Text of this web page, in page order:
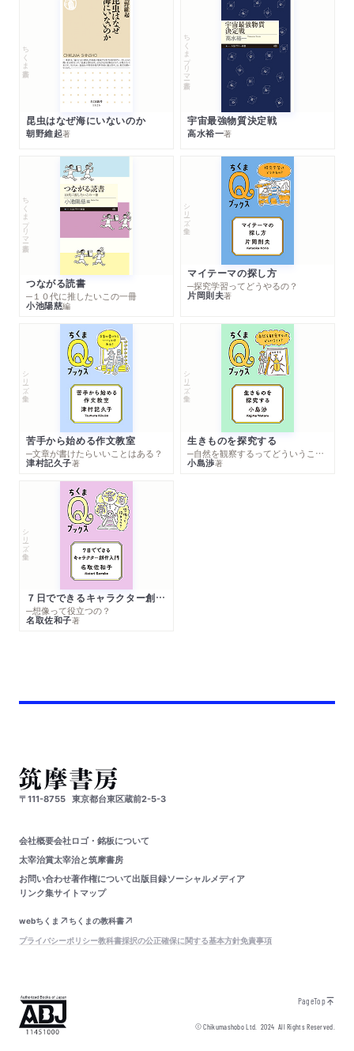
ちくま新書
昆虫はなぜ海にいないのか
朝野維起著
ちくまプリマー新書
宇宙最強物質決定戦
高水裕一著
ちくまプリマー新書
つながる読書
─１０代に推したいこの一冊
小池陽慈編
シリーズ・全集
マイテーマの探し方
─探究学習ってどうやるの？
片岡則夫著
シリーズ・全集
苦手から始める作文教室
─文章が書けたらいいことはある？
津村記久子著
シリーズ・全集
生きものを探究する
─自然を観察するってどういうこと？
小島渉著
シリーズ・全集
７日でできるキャラクター創作入門
─想像って役立つの？
名取佐和子著
〒111-8755 東京都台東区蔵前2-5-3
会社概要会社ロゴ・銘板について
太宰治賞太宰治と筑摩書房
お問い合わせ著作権について出版目録ソーシャルメディア
リンク集サイトマップ
webちくま
ちくまの教科書
プライバシーポリシー教科書採択の公正確保に関する基本方針免責事項
PageTop
© Chikumashobo Ltd.2024 All Rights Reserved.